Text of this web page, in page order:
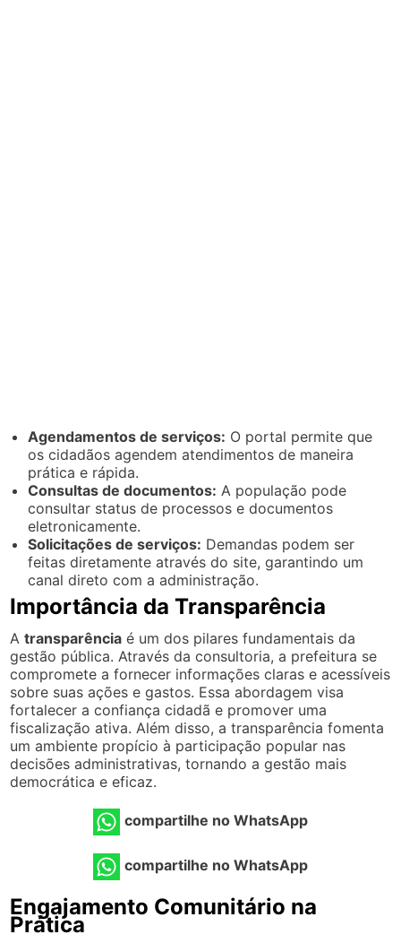
Agendamentos de serviços: O portal permite que
os cidadãos agendem atendimentos de maneira
prática e rápida.
Consultas de documentos: A população pode
consultar status de processos e documentos
eletronicamente.
Solicitações de serviços: Demandas podem ser
feitas diretamente através do site, garantindo um
canal direto com a administração.
Importância da Transparência
Atransparência é um dos pilares fundamentais da
gestão pública. Através da consultoria, a prefeitura se
compromete a fornecer informações claras e acessíveis
sobre suas ações e gastos. Essa abordagem visa
fortalecer a confiança cidadã e promover uma
fiscalização ativa. Além disso, a transparência fomenta
um ambiente propício à participação popular nas
decisões administrativas, tornando a gestão mais
democrática e eficaz.
compartilhe no WhatsApp
compartilhe no WhatsApp
Engajamento Comunitário na
Prática